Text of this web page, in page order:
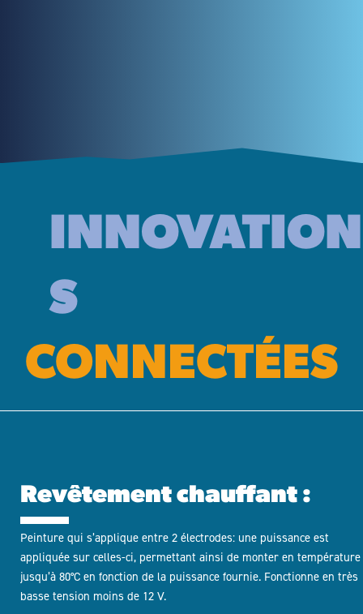
INNOVATION
S
CONNECTÉES
Revêtement chauffant :
Peinture qui s’applique entre 2 électrodes: une puissance est
appliquée sur celles-ci, permettant ainsi de monter en température
jusqu’à 80°C en fonction de la puissance fournie. Fonctionne en très
basse tension moins de 12 V.